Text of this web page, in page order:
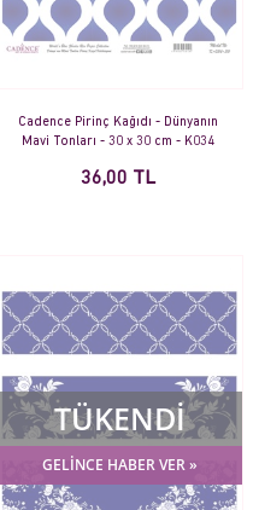
Cadence Pirinç Kağıdı - Dünyanın
Mavi Tonları - 30 x 30 cm - K034
36,00 TL
TÜKENDİ
GELİNCE HABER VER »